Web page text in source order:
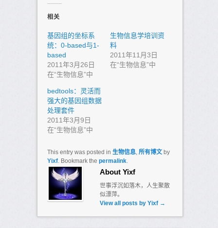
相关
基因组的坐标系
统：0-based与1-
based
2011年3月26日
在“生物信息”中
生物信息学培训资
料
2011年11月3日
在“生物信息”中
bedtools：灵活而
强大的基因组数据
处理套件
2011年3月9日
在“生物信息”中
This entry was posted in 生物信息, 所有博文by
Yixf. Bookmark the permalink.
About Yixf
世事浮沉如落木，人生聚散
似漂萍。
View all posts by Yixf →